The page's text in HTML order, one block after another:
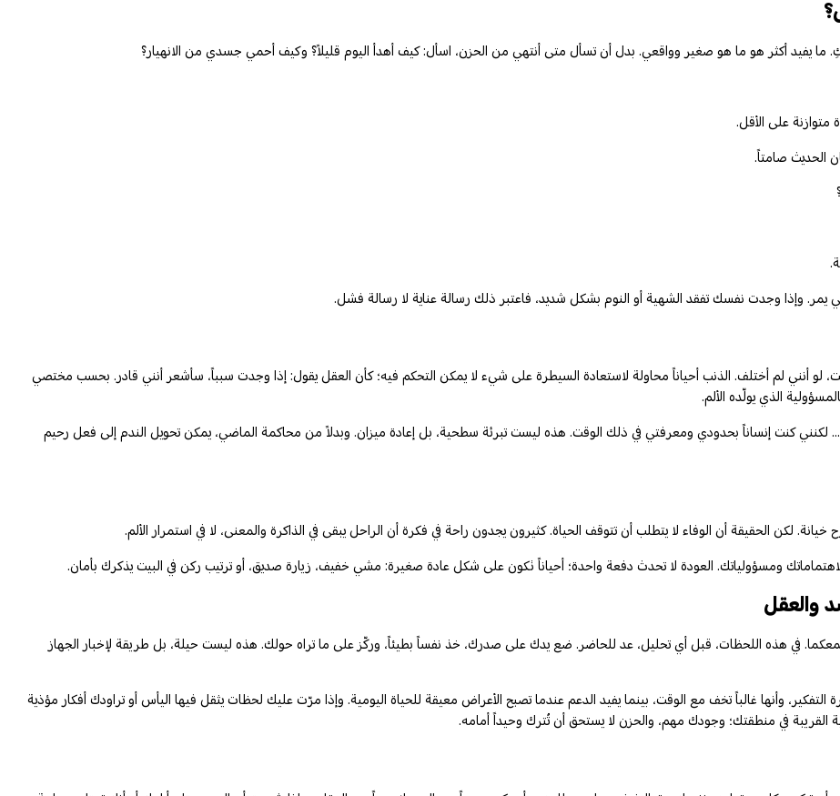
تبكِ. ما يفيد أكثر هو ما هو صغير وواقعي. بدل أن تسأل متى أنتهي من الحزن، اسأل: كيف أهدأ اليوم قليلاً؟ وكيف أحمي جسدي من الانهيار؟
على الأقل.
الحديث صامتاً.
كي يمر. وإذا وجدت نفسك تفقد الشهية أو النوم بشكل شديد، فاعتبر ذلك رسالة عناية لا رسالة فشل.
لو أنني لم أختلف. الذنب أحياناً محاولة لاستعادة السيطرة على شيء لا يمكن التحكم فيه؛ كأن العقل يقول: إذا وجدت سبباً، سأشعر أنني قادر. بحسب مختصي
الذي يولّده الألم.
لكنني كنت إنساناً بحدودي ومعرفتي في ذلك الوقت. هذه ليست تبرئة سطحية، بل إعادة ميزان. وبدلاً من محاكمة الماضي، يمكن تحويل الندم إلى فعل رحيم
لكن الحقيقة أن الوفاء لا يتطلب أن تتوقف الحياة. كثيرون يجدون راحة في فكرة أن الراحل يبقى في الذاكرة والمعنى، لا في استمرار الألم.
ومسؤولياتك. العودة لا تحدث دفعة واحدة؛ أحياناً تكون على شكل عادة صغيرة: مشي خفيف، زيارة صديق، أو ترتيب ركن في البيت يذكرك بأمان.
والعقل
في هذه اللحظات، قبل أي تحليل، عد للحاضر. ضع يدك على صدرك، خذ نفساً بطيئاً، وركّز على ما تراه حولك. هذه ليست حيلة، بل طريقة لإخبار الجهاز
وأنها غالباً تخف مع الوقت، بينما يفيد الدعم عندما تصبح الأعراض معيقة للحياة اليومية. وإذا مرّت عليك لحظات يثقل فيها اليأس أو تراودك أفكار مؤذية
في منطقتك؛ وجودك مهم، والحزن لا يستحق أن تُترك وحيداً أمامه.